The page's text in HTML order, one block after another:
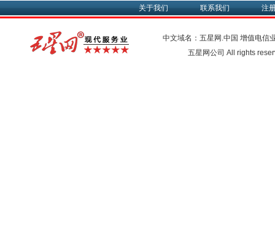
关于我们 联系我们 注
中文域名：五星网.中国 增值电信
五星网公司 All rights